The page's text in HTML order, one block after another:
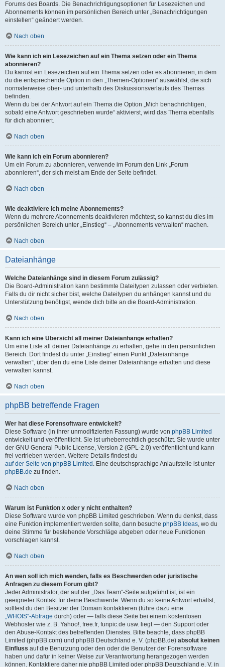
Forums des Boards. Die Benachrichtigungsoptionen für Lesezeichen und
Abonnements können im persönlichen Bereich unter „Benachrichtigungen
einstellen“ geändert werden.
Nach oben
Wie kann ich ein Lesezeichen auf ein Thema setzen oder ein Thema
abonnieren?
Du kannst ein Lesezeichen auf ein Thema setzen oder es abonnieren, in dem
du die entsprechende Option in den „Themen-Optionen“ auswählst, die sich
normalerweise ober- und unterhalb des Diskussionsverlaufs des Themas
befinden.
Wenn du bei der Antwort auf ein Thema die Option „Mich benachrichtigen,
sobald eine Antwort geschrieben wurde“ aktivierst, wird das Thema ebenfalls
für dich abonniert.
Nach oben
Wie kann ich ein Forum abonnieren?
Um ein Forum zu abonnieren, verwende im Forum den Link „Forum
abonnieren“, der sich meist am Ende der Seite befindet.
Nach oben
Wie deaktiviere ich meine Abonnements?
Wenn du mehrere Abonnements deaktivieren möchtest, so kannst du dies im
persönlichen Bereich unter „Einstieg“ – „Abonnements verwalten“ machen.
Nach oben
Dateianhänge
Welche Dateianhänge sind in diesem Forum zulässig?
Die Board-Administration kann bestimmte Dateitypen zulassen oder verbieten.
Falls du dir nicht sicher bist, welche Dateitypen du anhängen kannst und du
Unterstützung benötigst, wende dich bitte an die Board-Administration.
Nach oben
Kann ich eine Übersicht all meiner Dateianhänge erhalten?
Um eine Liste all deiner Dateianhänge zu erhalten, gehe in den persönlichen
Bereich. Dort findest du unter „Einstieg“ einen Punkt „Dateianhänge
verwalten“, über den du eine Liste deiner Dateianhänge erhalten und diese
verwalten kannst.
Nach oben
phpBB betreffende Fragen
Wer hat diese Forensoftware entwickelt?
Diese Software (in ihrer unmodifizierten Fassung) wurde von phpBB Limited
entwickelt und veröffentlicht. Sie ist urheberrechtlich geschützt. Sie wurde unter
der GNU General Public License, Version 2 (GPL-2.0) veröffentlicht und kann
frei vertrieben werden. Weitere Details findest du
auf der Seite von phpBB Limited . Eine deutschsprachige Anlaufstelle ist unter
phpBB.de zu finden.
Nach oben
Warum ist Funktion x oder y nicht enthalten?
Diese Software wurde von phpBB Limited geschrieben. Wenn du denkst, dass
eine Funktion implementiert werden sollte, dann besuche phpBB Ideas, wo du
deine Stimme für bestehende Vorschläge abgeben oder neue Funktionen
vorschlagen kannst.
Nach oben
An wen soll ich mich wenden, falls es Beschwerden oder juristische
Anfragen zu diesem Forum gibt?
Jeder Administrator, der auf der „Das Team“-Seite aufgeführt ist, ist ein
geeigneter Kontakt für deine Beschwerde. Wenn du so keine Antwort erhältst,
solltest du den Besitzer der Domain kontaktieren (führe dazu eine
„WHOIS“-Abfrage durch) oder — falls diese Seite bei einem kostenlosen
Webhoster wie z. B. Yahoo!, free.fr, funpic.de usw. liegt — den Support oder
den Abuse-Kontakt des betreffenden Dienstes. Bitte beachte, dass phpBB
Limited (phpBB.com) und phpBB Deutschland e. V. (phpBB.de) absolut keinen
Einfluss auf die Benutzung oder den oder die Benutzer der Forensoftware
haben und dafür in keiner Weise zur Verantwortung herangezogen werden
können. Kontaktiere daher nie phpBB Limited oder phpBB Deutschland e. V. in